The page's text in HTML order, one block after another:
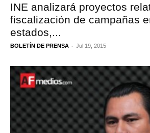
INE analizará proyectos
fiscalización de campañas
estados,...
BOLETÍN DE PRENSA - Jul 19, 2015